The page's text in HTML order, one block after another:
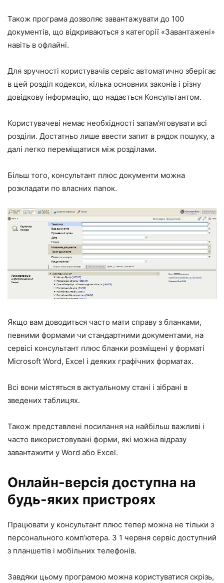
Також програма дозволяє завантажувати до 100
документів, що відкриваються з категорії «Завантажені»
навіть в офлайні.
Для зручності користувачів сервіс автоматично зберігає
в цей розділ кодекси, кілька основних законів і різну
довідкову інформацію, що надається Консультантом.
Користувачеві немає необхідності запам’ятовувати всі
розділи. Достатньо лише ввести запит в рядок пошуку, а
далі легко переміщатися між розділами.
Більш того, консультант плюс документи можна
розкладати по власних папок.
Якщо вам доводиться часто мати справу з бланками,
певними формами чи стандартними документами, на
сервісі консультант плюс бланки розміщені у форматі
Microsoft Word, Excel і деяких графічних форматах.
Всі вони містяться в актуальному стані і зібрані в
зведених таблицях.
Також представлені посилання на найбільш важливі і
часто використовувані форми, які можна відразу
завантажити у Word або Excel.
Онлайн-версія доступна на
будь-яких пристроях
Працювати у консультант плюс тепер можна не тільки з
персонального комп’ютера. З 1 червня сервіс доступний
з планшетів і мобільних телефонів.
Завдяки цьому програмою можна користуватися скрізь,